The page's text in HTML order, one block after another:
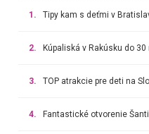
1. Tipy kam s deťmi v
2. Kúpaliská v Rakúsku do
3. TOP atrakcie pre deti na
4. Fantastické otvorenie